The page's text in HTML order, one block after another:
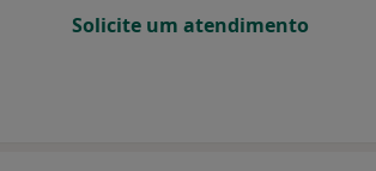
Solicite um atendimento